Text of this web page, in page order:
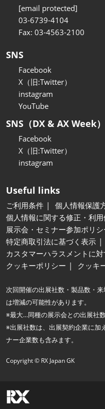
[email protected]
03-6739-4104
Fax: 03-4563-2100
SNS
Facebook
X（旧:Twitter）
instagram
YouTube
SNS（DX & AX Week）
Facebook
X（旧:Twitter）
instagram
Useful links
ご利用条件
個人情報保護
個人情報に関する修正・利
展示会・セミナー参加ポリシ
特定商取引法に基づく表示
カスタマーハラスメントに
クッキーポリシー
クッキ
次回開催の出展社数・製品数・
は増減の可能性があります。
※最大…同種の展示会との出展社
※出展社数は、出展契約企業に加
ナー企業数も含みます。
Copyright © RX Japan GK